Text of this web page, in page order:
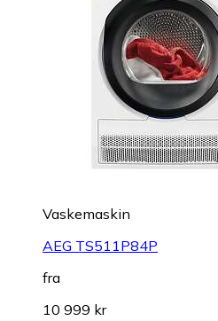
Vaskemaskin
AEG TS511P84P
fra
10 999 kr